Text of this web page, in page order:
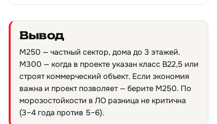
Вывод
М250 — частный сектор, дома до 3 этажей.
М300 — когда в проекте указан класс B22,5 или
строят коммерческий объект. Если экономия
важна и проект позволяет — берите М250. По
морозостойкости в ЛО разница не критична
(3–4 года против 5–6).